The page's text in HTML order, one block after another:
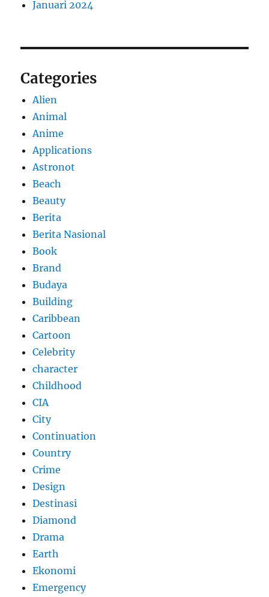
Januari 2024
Categories
Alien
Animal
Anime
Applications
Astronot
Beach
Beauty
Berita
Berita Nasional
Book
Brand
Budaya
Building
Caribbean
Cartoon
Celebrity
character
Childhood
CIA
City
Continuation
Country
Crime
Design
Destinasi
Diamond
Drama
Earth
Ekonomi
Emergency